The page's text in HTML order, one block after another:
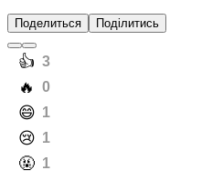
Поделиться Поділитись
️👍 3
️🔥 0
️😄 1
️😢 1
️🤬 1